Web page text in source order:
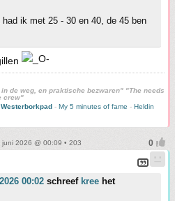
ik met 25 - 30 en 40, de 45 ben
de weg, en praktische bezwaren" "The needs
crew"
Westerborkpad - My 5 minutes of fame - Heldin
juni 2026 @ 00:09 • 203
00:02 schreef kree het